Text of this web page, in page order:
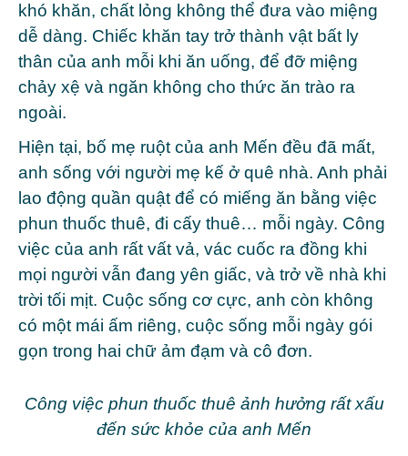
khó khăn, chất lỏng không thể đưa vào miệng
dễ dàng. Chiếc khăn tay trở thành vật bất ly
thân của anh mỗi khi ăn uống, để đỡ miệng
chảy xệ và ngăn không cho thức ăn trào ra
ngoài.
Hiện tại, bố mẹ ruột của anh Mến đều đã mất,
anh sống với người mẹ kế ở quê nhà. Anh phải
lao động quần quật để có miếng ăn bằng việc
phun thuốc thuê, đi cấy thuê… mỗi ngày. Công
việc của anh rất vất vả, vác cuốc ra đồng khi
mọi người vẫn đang yên giấc, và trở về nhà khi
trời tối mịt. Cuộc sống cơ cực, anh còn không
có một mái ấm riêng, cuộc sống mỗi ngày gói
gọn trong hai chữ ảm đạm và cô đơn.
Công việc phun thuốc thuê ảnh hưởng rất xấu
đến sức khỏe của anh Mến